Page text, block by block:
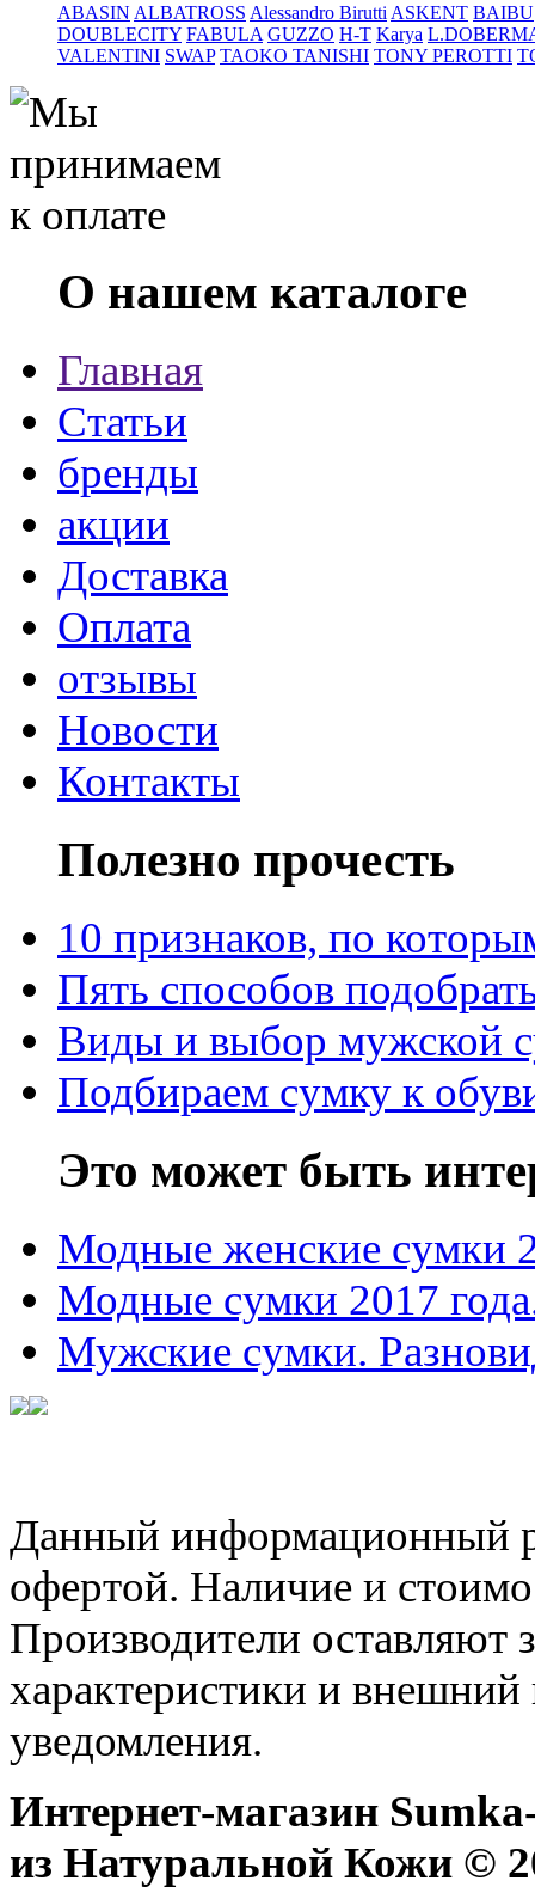
ABASIN ALBATROSS Alessandro Birutti ASKENT BAIBU
DOUBLECITY FABULA GUZZO H-T Karya
VALENTINI SWAP TAOKO TANISHI TONY PEROTTI
О нашем каталоге
Главная
Статьи
бренды
акции
Доставка
Оплата
отзывы
Новости
Контакты
Полезно прочесть
10 признаков, по
Пять способов
Виды и выбор мужской
Подбираем сумку к
Это может быть
Модные женские сумки
Модные сумки 2017
Мужские сумки.
Данный информационный
офертой. Наличие и
Производители оставляют
характеристики и внешний
уведомления.
Интернет-магазин
из Натуральной Кожи ©